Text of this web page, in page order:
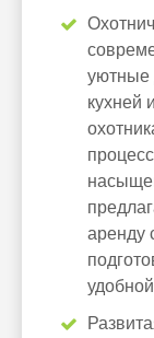
уютные
кухней
аренду